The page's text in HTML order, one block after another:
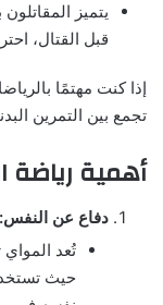
يتميز
قبل القتال،
إذا كنت مهتمًا
تجمع بين التمرين
أهمية رياضة
دفاع عن النفس:
تُعد المواي
حيث